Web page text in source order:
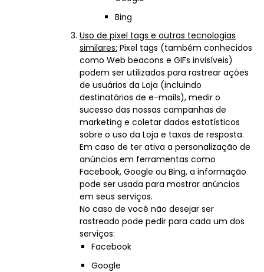
Bing
Uso de pixel tags e outras tecnologias
similares: Pixel tags (também conhecidos
como Web beacons e GIFs invisíveis)
podem ser utilizados para rastrear ações
de usuários da Loja (incluindo
destinatários de e-mails), medir o
sucesso das nossas campanhas de
marketing e coletar dados estatísticos
sobre o uso da Loja e taxas de resposta.
Em caso de ter ativa a personalização de
anúncios em ferramentas como
Facebook, Google ou Bing, a informação
pode ser usada para mostrar anúncios
em seus serviços.
No caso de você não desejar ser
rastreado pode pedir para cada um dos
serviços:
Facebook
Google